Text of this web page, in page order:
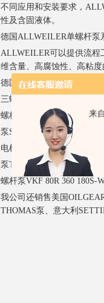
来
不同应用和安装要求，
性及含固液体。
德国ALLWEILER单螺杆泵
ALLWEILER可以提供流程
维含量、高腐蚀性、高粘度
德国ALLWEILER三螺杆泵
三螺杆泵主要用于处理润
螺杆泵
泵 SUA80R 36Q-W182
电机（油浸式）S342A12-
泵TRF1300R46U18.4-V-
螺杆泵VKF 80R 360 180S-
我公司还销售美国
THOMAS泵、意大利